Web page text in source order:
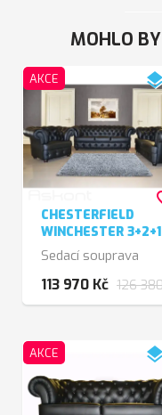
MOHLO
AKCE
CHESTERFIELD
WINCHESTER 3+2+1
Sedací souprava
113 970 Kč 126
AKCE layers